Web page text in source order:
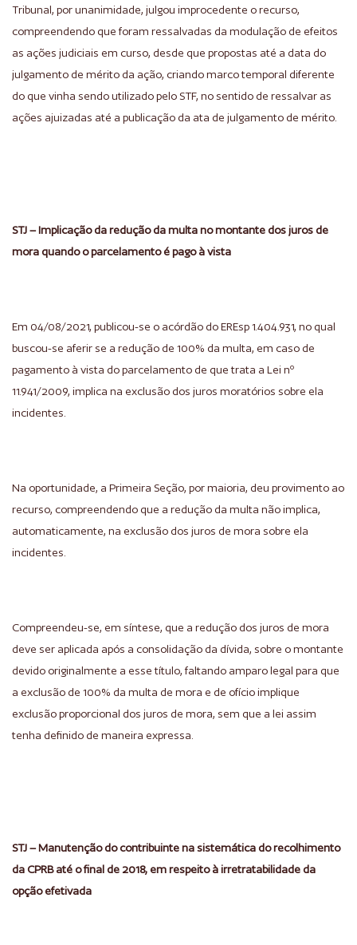
Tribunal, por unanimidade, julgou improcedente o recurso,
compreendendo que foram ressalvadas da modulação de efeitos
as ações judiciais em curso, desde que propostas até a data do
julgamento de mérito da ação, criando marco temporal diferente
do que vinha sendo utilizado pelo STF, no sentido de ressalvar as
ações ajuizadas até a publicação da ata de julgamento de mérito.
STJ – Implicação da redução da multa no montante dos juros de
mora quando o parcelamento é pago à vista
Em 04/08/2021, publicou-se o acórdão do EREsp 1.404.931, no qual
buscou-se aferir se a redução de 100% da multa, em caso de
pagamento à vista do parcelamento de que trata a Lei nº
11.941/2009, implica na exclusão dos juros moratórios sobre ela
incidentes.
Na oportunidade, a Primeira Seção, por maioria, deu provimento ao
recurso, compreendendo que a redução da multa não implica,
automaticamente, na exclusão dos juros de mora sobre ela
incidentes.
Compreendeu-se, em síntese, que a redução dos juros de mora
deve ser aplicada após a consolidação da dívida, sobre o montante
devido originalmente a esse título, faltando amparo legal para que
a exclusão de 100% da multa de mora e de ofício implique
exclusão proporcional dos juros de mora, sem que a lei assim
tenha definido de maneira expressa.
STJ – Manutenção do contribuinte na sistemática do recolhimento
da CPRB até o final de 2018, em respeito à irretratabilidade da
opção efetivada